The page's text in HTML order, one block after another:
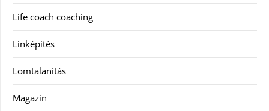
Life coach coaching
Linképítés
Lomtalanítás
Magazin